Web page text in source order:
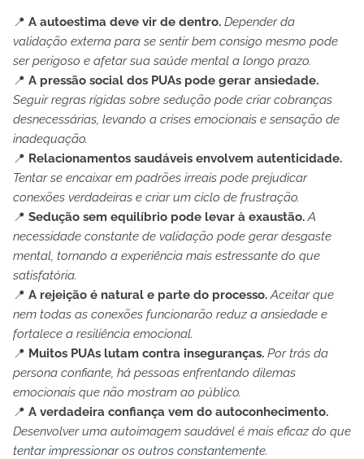
📍 A autoestima deve vir de dentro. Depender da
validação externa para se sentir bem consigo mesmo pode
ser perigoso e afetar sua saúde mental a longo prazo.
📍 A pressão social dos PUAs pode gerar ansiedade.
Seguir regras rígidas sobre sedução pode criar cobranças
desnecessárias, levando a crises emocionais e sensação de
inadequação.
📍 Relacionamentos saudáveis envolvem autenticidade.
Tentar se encaixar em padrões irreais pode prejudicar
conexões verdadeiras e criar um ciclo de frustração.
📍 Sedução sem equilíbrio pode levar à exaustão. A
necessidade constante de validação pode gerar desgaste
mental, tornando a experiência mais estressante do que
satisfatória.
📍 A rejeição é natural e parte do processo. Aceitar que
nem todas as conexões funcionarão reduz a ansiedade e
fortalece a resiliência emocional.
📍 Muitos PUAs lutam contra inseguranças. Por trás da
persona confiante, há pessoas enfrentando dilemas
emocionais que não mostram ao público.
📍 A verdadeira confiança vem do autoconhecimento.
Desenvolver uma autoimagem saudável é mais eficaz do que
tentar impressionar os outros constantemente.